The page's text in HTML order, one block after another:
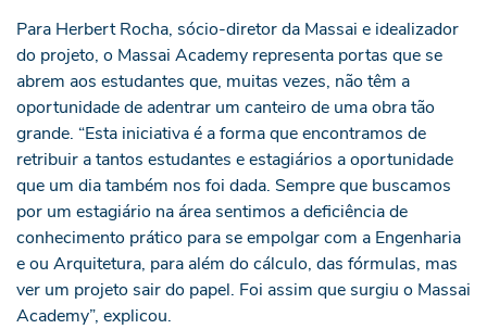
Para Herbert Rocha, sócio-diretor da Massai e idealizador
do projeto, o Massai Academy representa portas que se
abrem aos estudantes que, muitas vezes, não têm a
oportunidade de adentrar um canteiro de uma obra tão
grande. “Esta iniciativa é a forma que encontramos de
retribuir a tantos estudantes e estagiários a oportunidade
que um dia também nos foi dada. Sempre que buscamos
por um estagiário na área sentimos a deficiência de
conhecimento prático para se empolgar com a Engenharia
e ou Arquitetura, para além do cálculo, das fórmulas, mas
ver um projeto sair do papel. Foi assim que surgiu o Massai
Academy”, explicou.